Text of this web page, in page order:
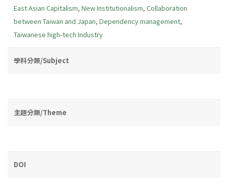
East Asian Capitalism, New Institutionalism, Collaboration
between Taiwan and Japan, Dependency management,
Taiwanese high-tech Industry
學科分類/Subject
主題分類/Theme
DOI